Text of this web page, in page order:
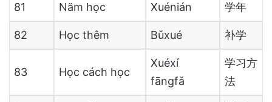
81 Năm học Xuénián 学年
82 Học thêm Bǔxué 补学
83 Học cách học
Xuéxí
fāngfǎ
学习方
法